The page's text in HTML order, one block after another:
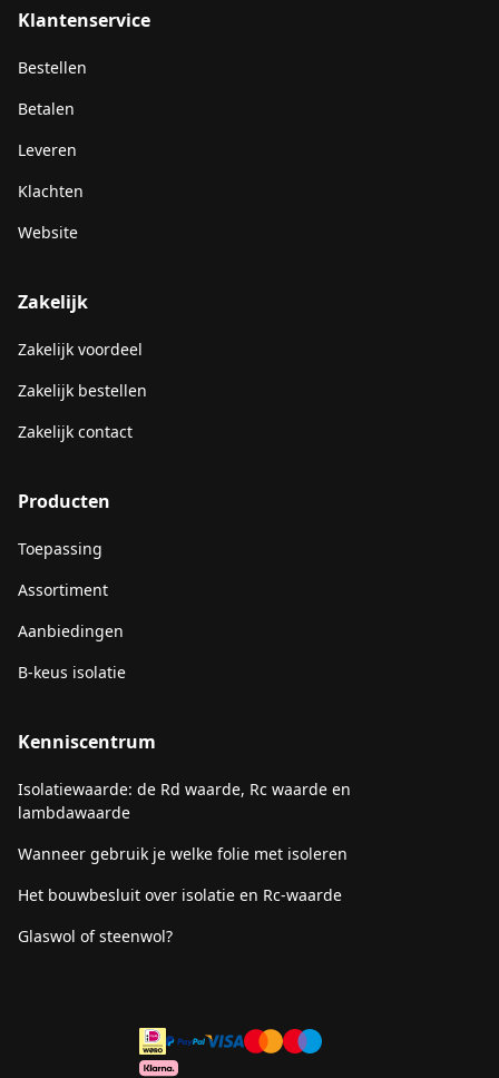
Klantenservice
Bestellen
Betalen
Leveren
Klachten
Website
Zakelijk
Zakelijk voordeel
Zakelijk bestellen
Zakelijk contact
Producten
Toepassing
Assortiment
Aanbiedingen
B-keus isolatie
Kenniscentrum
Isolatiewaarde: de Rd waarde, Rc waarde en
lambdawaarde
Wanneer gebruik je welke folie met isoleren
Het bouwbesluit over isolatie en Rc-waarde
Glaswol of steenwol?